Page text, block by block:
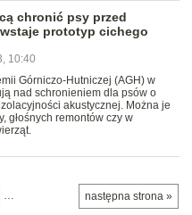
chronić psy przed
prototyp cichego
10:40
Górniczo-Hutniczej (AGH) w
nad schronieniem dla psów o
akustycznej. Można je
głośnych remontów czy w
następna strona »
…